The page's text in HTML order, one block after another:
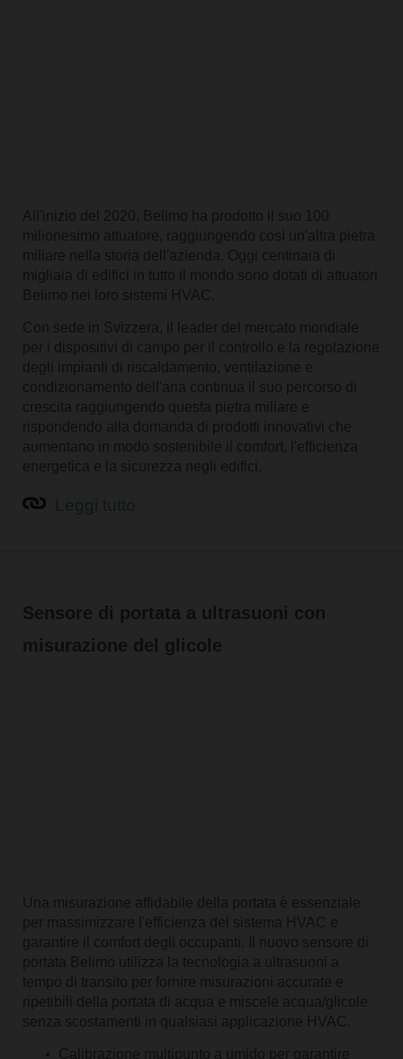
All'inizio del 2020, Belimo ha prodotto il suo 100
milionesimo attuatore, raggiungendo così un'altra pietra
miliare nella storia dell'azienda. Oggi centinaia di
migliaia di edifici in tutto il mondo sono dotati di attuatori
Belimo nei loro sistemi HVAC.
Con sede in Svizzera, il leader del mercato mondiale
per i dispositivi di campo per il controllo e la regolazione
degli impianti di riscaldamento, ventilazione e
condizionamento dell'aria continua il suo percorso di
crescita raggiungendo questa pietra miliare e
rispondendo alla domanda di prodotti innovativi che
aumentano in modo sostenibile il comfort, l'efficienza
energetica e la sicurezza negli edifici.
Sensore di portata a ultrasuoni con
misurazione del glicole
Una misurazione affidabile della portata è essenziale
per massimizzare l'efficienza del sistema HVAC e
garantire il comfort degli occupanti. Il nuovo sensore di
portata Belimo utilizza la tecnologia a ultrasuoni a
tempo di transito per fornire misurazioni accurate e
ripetibili della portata di acqua e miscele acqua/glicole
senza scostamenti in qualsiasi applicazione HVAC.
Calibrazione multipunto a umido per garantire